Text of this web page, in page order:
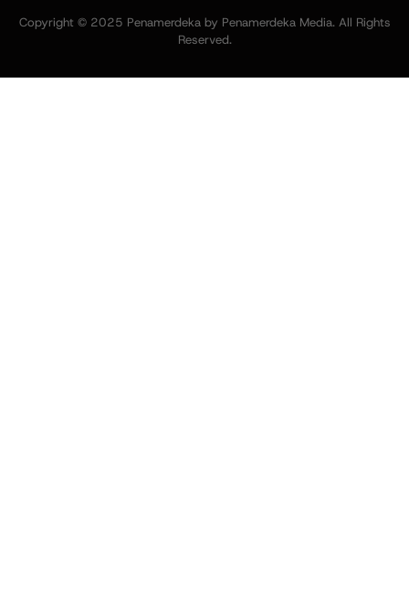
Copyright © 2025 Penamerdeka by Penamerdeka Media. All Rights
Reserved.